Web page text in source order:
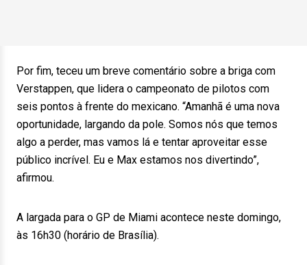
Por fim, teceu um breve comentário sobre a briga com
Verstappen, que lidera o campeonato de pilotos com
seis pontos à frente do mexicano. “Amanhã é uma nova
oportunidade, largando da pole. Somos nós que temos
algo a perder, mas vamos lá e tentar aproveitar esse
público incrível. Eu e Max estamos nos divertindo”,
afirmou.
A largada para o GP de Miami acontece neste domingo,
às 16h30 (horário de Brasília).